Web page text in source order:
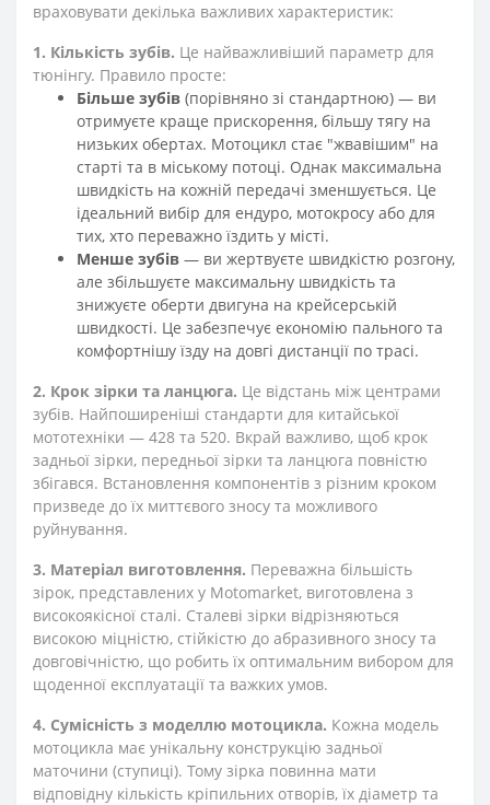
враховувати декілька важливих характеристик:
1. Кількість зубів. Це найважливіший параметр для
тюнінгу. Правило просте:
Більше зубів (порівняно зі стандартною) — ви
отримуєте краще прискорення, більшу тягу на
низьких обертах. Мотоцикл стає "жвавішим" на
старті та в міському потоці. Однак максимальна
швидкість на кожній передачі зменшується. Це
ідеальний вибір для ендуро, мотокросу або для
тих, хто переважно їздить у місті.
Менше зубів — ви жертвуєте швидкістю розгону,
але збільшуєте максимальну швидкість та
знижуєте оберти двигуна на крейсерській
швидкості. Це забезпечує економію пального та
комфортнішу їзду на довгі дистанції по трасі.
2. Крок зірки та ланцюга. Це відстань між центрами
зубів. Найпоширеніші стандарти для китайської
мототехніки — 428 та 520. Вкрай важливо, щоб крок
задньої зірки, передньої зірки та ланцюга повністю
збігався. Встановлення компонентів з різним кроком
призведе до їх миттєвого зносу та можливого
руйнування.
3. Матеріал виготовлення. Переважна більшість
зірок, представлених у Motomarket, виготовлена з
високоякісної сталі. Сталеві зірки відрізняються
високою міцністю, стійкістю до абразивного зносу та
довговічністю, що робить їх оптимальним вибором для
щоденної експлуатації та важких умов.
4. Сумісність з моделлю мотоцикла. Кожна модель
мотоцикла має унікальну конструкцію задньої
маточини (ступиці). Тому зірка повинна мати
відповідну кількість кріпильних отворів, їх діаметр та